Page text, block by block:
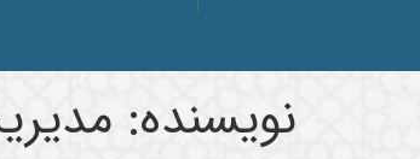
نویسنده: